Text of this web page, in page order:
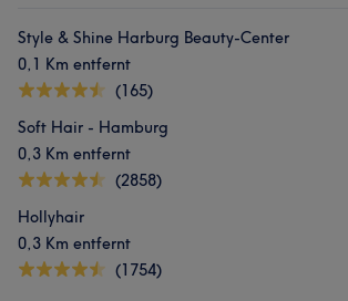
Was unsere Kunden über Hati sagen
Kompetent 12
Freundlich
Style & Shine Harburg Beauty-Center
0,1 Km entfernt
(165)
Soft Hair - Hamburg
0,3 Km entfernt
(2858)
Hollyhair
0,3 Km entfernt
(1754)